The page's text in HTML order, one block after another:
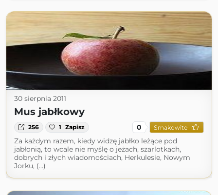
30 sierpnia 2011
Mus jabłkowy
256 1 Zapisz 0 Smakowite
Za każdym razem, kiedy widzę jabłko leżące pod
jabłonią, to wcale nie myślę o jeżach, szarlotkach,
dobrych i złych wiadomościach, Herkulesie, Nowym
Jorku, (...)